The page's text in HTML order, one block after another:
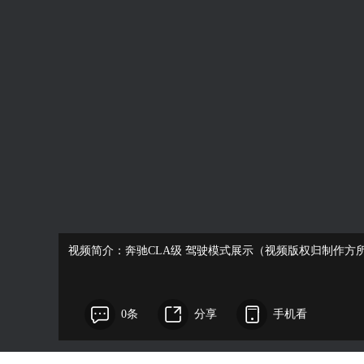
视频简介：奔驰CLA级 驾驶模式展示（视频版权归制作方
0条 分享 手机看